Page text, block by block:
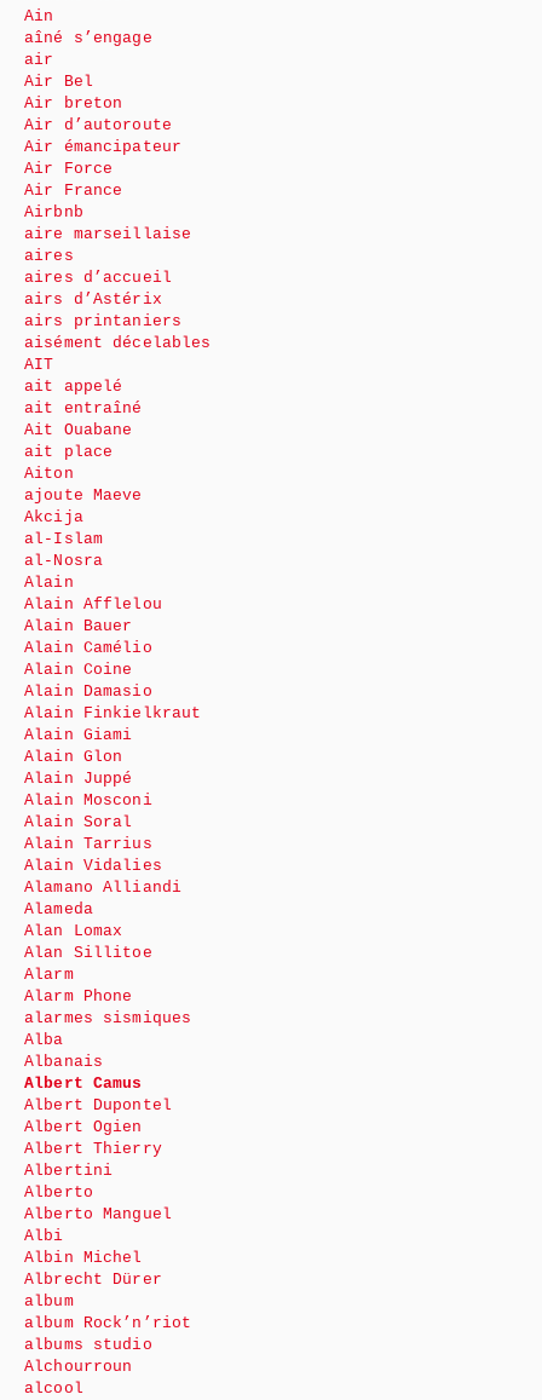
Ain
aîné s’engage
air
Air Bel
Air breton
Air d’autoroute
Air émancipateur
Air Force
Air France
Airbnb
aire marseillaise
aires
aires d’accueil
airs d’Astérix
airs printaniers
aisément décelables
AIT
ait appelé
ait entraîné
Ait Ouabane
ait place
Aiton
ajoute Maeve
Akcija
al-Islam
al-Nosra
Alain
Alain Afflelou
Alain Bauer
Alain Camélio
Alain Coine
Alain Damasio
Alain Finkielkraut
Alain Giami
Alain Glon
Alain Juppé
Alain Mosconi
Alain Soral
Alain Tarrius
Alain Vidalies
Alamano Alliandi
Alameda
Alan Lomax
Alan Sillitoe
Alarm
Alarm Phone
alarmes sismiques
Alba
Albanais
Albert Camus
Albert Dupontel
Albert Ogien
Albert Thierry
Albertini
Alberto
Alberto Manguel
Albi
Albin Michel
Albrecht Dürer
album
album Rock’n’riot
albums studio
Alchourroun
alcool